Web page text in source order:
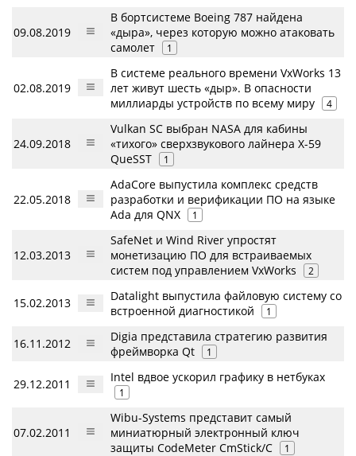
09.08.2019
В бортсистеме Boeing 787 найдена
«дыра», через которую можно атаковать
самолет
1
02.08.2019
В системе реального времени VxWorks 13
лет живут шесть «дыр». В опасности
миллиарды устройств по всему миру
4
24.09.2018
Vulkan SC выбран NASA для кабины
«тихого» сверхзвукового лайнера X-59
QueSST
1
22.05.2018
AdaCore выпустила комплекc средств
разработки и верификации ПО на языке
Ada для QNX
1
12.03.2013
SafeNet и Wind River упростят
монетизацию ПО для встраиваемых
систем под управлением VxWorks
2
15.02.2013
Datalight выпустила файловую систему со
встроенной диагностикой
1
16.11.2012
Digia представила стратегию развития
фреймворка Qt
1
29.12.2011 Intel вдвое ускорил графику в нетбуках
1
07.02.2011
Wibu-Systems представит самый
миниатюрный электронный ключ
защиты CodeMeter CmStick/C
1